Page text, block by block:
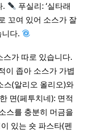
.
푸실리: ‘실타래
꼬여 있어 소스가 잘
다.
가 따로 있습니다.
이 좁아 소스가 가볍
스(알리오 올리오)와
면(페투치네): 면적
스를 충분히 머금을
있는 숏 파스타(펜